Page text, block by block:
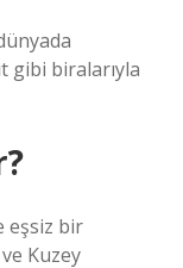
gibi biralarıyla
eşsiz bir
Kuzey